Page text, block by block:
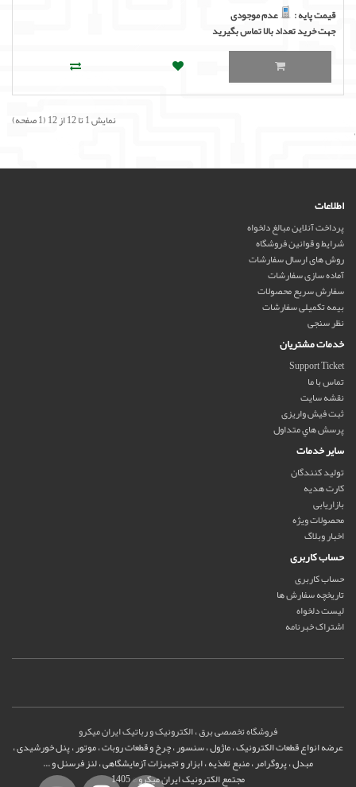
قیمت پایه :
عدم موجودی
جهت خرید تعداد بالا تماس بگیرید
نمایش 1 تا 12 از 12 (1 صفحه)
'
اطلاعات
پرداخت آنلاین مبالغ دلخواه
شرایط و قوانین فروشگاه
روش های ارسال سفارشات
آماده سازی سفارشات
سفارش سریع محصولات
بیمه تکمیلی سفارشات
نظر سنجی
خدمات مشتریان
Support Ticket
تماس با ما
نقشه سایت
ثبت فیش واریزی
پرسش هاي متداول
سایر خدمات
تولید کنندگان
کارت هدیه
بازاریابی
محصولات ویژه
اخبار وبلاگ
حساب کاربری
حساب کاربری
تاریخچه سفارش ها
لیست دلخواه
اشتراک خبرنامه
فروشگاه تخصصی برق ، الکترونیک و رباتیک ایران میکرو
عرضه انواع قطعات الکترونیک ، ماژول ، سنسور ، چرخ و قطعات روبات ، موتور ، پنل خورشیدی ،
مبدل ، پروگرامر ، منبع تغذیه ، ابزار و تجهیزات آزمایشگاهی ، لنز فرسنل و ...
مجتمع الکترونیک ایران میکرو © 1405